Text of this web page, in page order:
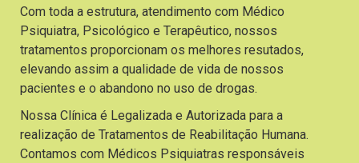
Com toda a estrutura, atendimento com Médico
Psiquiatra, Psicológico e Terapêutico, nossos
tratamentos proporcionam os melhores resutados,
elevando assim a qualidade de vida de nossos
pacientes e o abandono no uso de drogas.
Nossa Clínica é Legalizada e Autorizada para a
realização de Tratamentos de Reabilitação Humana.
Contamos com Médicos Psiquiatras responsáveis